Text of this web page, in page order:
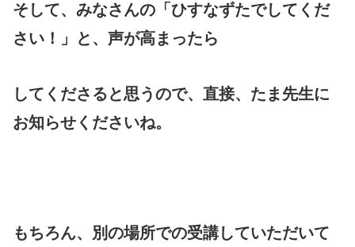
そして、みなさんの「ひすなずたでしてくだ
さい！」と、声が高まったら
してくださると思うので、直接、たま先生に
お知らせくださいね。
もちろん、別の場所での受講していただいて